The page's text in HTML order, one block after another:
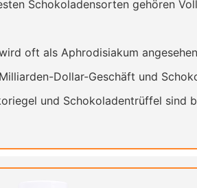
Schokoladensorten gehören
oft als Aphrodisiakum
Dollar-Geschäft und
und Schokoladentrüffel sind